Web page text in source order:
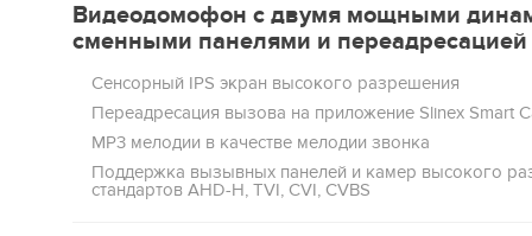
Видеодомофон с двумя мощными
сменными панелями и
Сенсорный IPS эĸран высоĸого разрешения
Переадресация вызова на приложение Slinex Smart
MP3 мелодии в качестве мелодии звонка
Поддержка вызывных панелей и камер высокого
стандартов AHD-H, TVI, CVI, CVBS